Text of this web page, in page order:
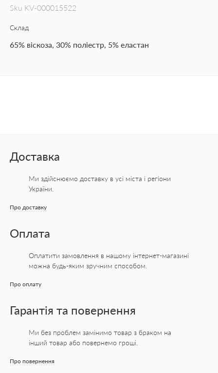
Sku KV-000015522
Склад
65% віскоза, 30% поліестр, 5% еластан
Доставка
Ми здійснюємо доставку в усі міста і регіони
України.
Про доставку
Оплата
Оплатити замовлення в нашому інтернет-магазині
можна будь-яким зручним способом.
Про оплату
Гарантія та повернення
Ми без проблем замінимо товар з браком на
інший товар або повернемо гроші.
Про повернення